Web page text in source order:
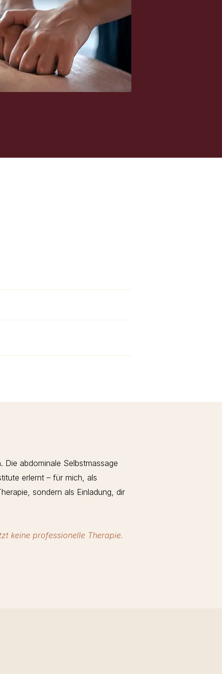
abdominale Selbstmassage
erlernt – für mich, als
sondern als Einladung, dir
keine professionelle Therapie.